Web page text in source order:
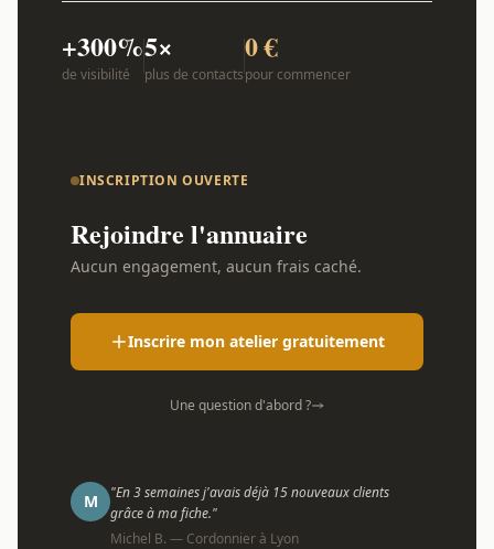
+300%
de visibilité
5×
plus de contacts
0 €
pour commencer
INSCRIPTION OUVERTE
Rejoindre l'annuaire
Aucun engagement, aucun frais caché.
Inscrire mon atelier gratuitement
Une question d'abord ?
M
"En 3 semaines j'avais déjà 15 nouveaux clients
grâce à ma fiche."
Michel B. — Cordonnier à Lyon